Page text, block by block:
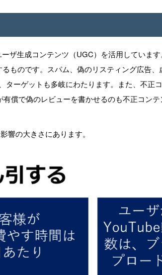
ザ生成コンテンツ（UGC）を活用していま
ものです。スパム、偽のリスティング広告
ーゲットも多岐にわたります。また、不正
償で偽のレビューを書かせるのも不正コンテ
響の大きさにあります。